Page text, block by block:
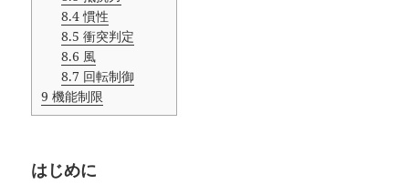
8.4慣性
8.5 衝突判定
8.6 風
8.7 回転制御
9 機能制限
はじめに